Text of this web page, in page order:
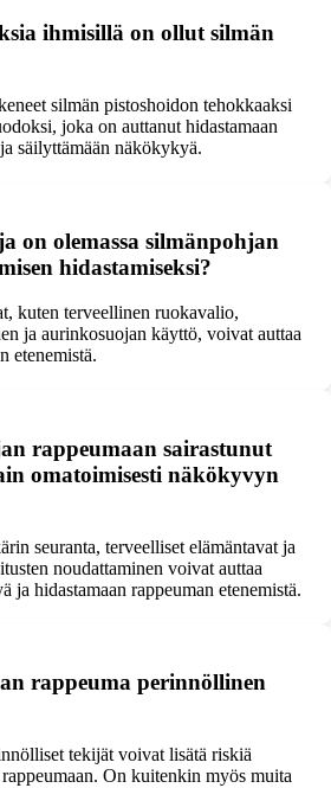
ihmisillä on ollut silmän
silmän pistoshoidon tehokkaaksi
joka on auttanut hidastamaan
säilyttämään näkökykyä.
on olemassa silmänpohjan
hidastamiseksi?
kuten terveellinen ruokavalio,
ja aurinkosuojan käyttö, voivat auttaa
etenemistä.
rappeumaan sairastunut
omatoimisesti näkökyvyn
seuranta, terveelliset elämäntavat ja
noudattaminen voivat auttaa
ja hidastamaan rappeuman etenemistä.
rappeuma perinnöllinen
tekijät voivat lisätä riskiä
On kuitenkin myös muita